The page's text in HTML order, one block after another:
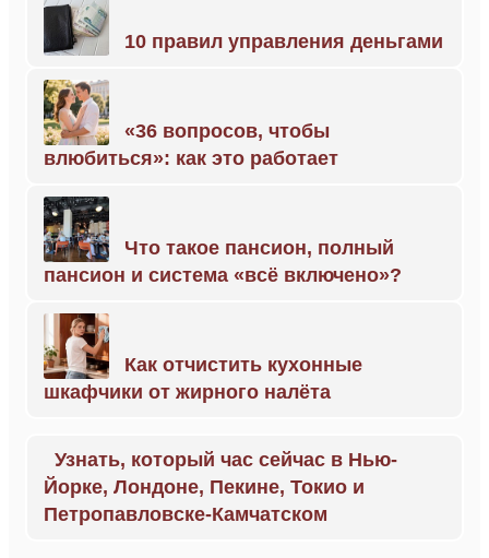
10 правил управления деньгами
«36 вопросов, чтобы
влюбиться»: как это работает
Что такое пансион, полный
пансион и система «всё включено»?
Как отчистить кухонные
шкафчики от жирного налёта
Узнать, который час сейчас в Нью-
Йорке, Лондоне, Пекине, Токио и
Петропавловске-Камчатском